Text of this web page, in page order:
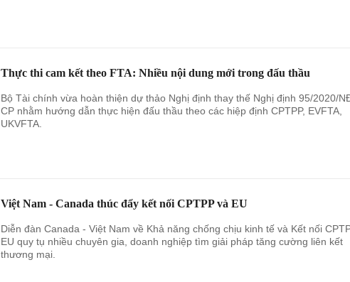
Thực thi cam kết theo FTA: Nhiều nội dung mới trong đấu thầu
Bộ Tài chính vừa hoàn thiện dự thảo Nghị định thay thế Nghị định 95/2020/
CP nhằm hướng dẫn thực hiện đấu thầu theo các hiệp định CPTPP, EVFTA,
UKVFTA.
Việt Nam - Canada thúc đẩy kết nối CPTPP và EU
Diễn đàn Canada - Việt Nam về Khả năng chống chịu kinh tế và Kết nối
EU quy tụ nhiều chuyên gia, doanh nghiệp tìm giải pháp tăng cường liên kết
thương mại.